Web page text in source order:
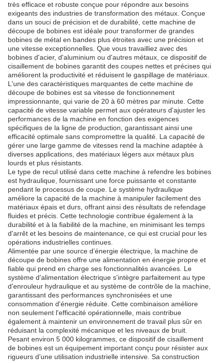
très efficace et robuste conçue pour répondre aux besoins
exigeants des industries de transformation des métaux. Conçue
dans un souci de précision et de durabilité, cette machine de
découpe de bobines est idéale pour transformer de grandes
bobines de métal en bandes plus étroites avec une précision et
une vitesse exceptionnelles. Que vous travailliez avec des
bobines d'acier, d'aluminium ou d'autres métaux, ce dispositif de
cisaillement de bobines garantit des coupes nettes et précises qui
améliorent la productivité et réduisent le gaspillage de matériaux.
L'une des caractéristiques marquantes de cette machine de
découpe de bobines est sa vitesse de fonctionnement
impressionnante, qui varie de 20 à 60 mètres par minute. Cette
capacité de vitesse variable permet aux opérateurs d'ajuster les
performances de la machine en fonction des exigences
spécifiques de la ligne de production, garantissant ainsi une
efficacité optimale sans compromettre la qualité. La capacité de
gérer une large gamme de vitesses rend la machine adaptée à
diverses applications, des matériaux légers aux métaux plus
lourds et plus résistants.
Le type de recul utilisé dans cette machine à refendre les bobines
est hydraulique, fournissant une force puissante et constante
pendant le processus de coupe. Le système hydraulique
améliore la capacité de la machine à manipuler facilement des
matériaux épais et durs, offrant ainsi des résultats de refendage
fluides et précis. Cette technologie contribue également à la
durabilité et à la fiabilité de la machine, en minimisant les temps
d'arrêt et les besoins de maintenance, ce qui est crucial pour les
opérations industrielles continues.
Alimentée par une source d’énergie électrique, la machine de
découpe de bobines offre une alimentation en énergie propre et
fiable qui prend en charge ses fonctionnalités avancées. Le
système d'alimentation électrique s'intègre parfaitement au type
d'enrouleur hydraulique et au système de contrôle de la machine,
garantissant des performances synchronisées et une
consommation d'énergie réduite. Cette combinaison améliore
non seulement l'efficacité opérationnelle, mais contribue
également à maintenir un environnement de travail plus sûr en
réduisant la complexité mécanique et les niveaux de bruit.
Pesant environ 5 000 kilogrammes, ce dispositif de cisaillement
de bobines est un équipement important conçu pour résister aux
rigueurs d’une utilisation industrielle intensive. Sa construction